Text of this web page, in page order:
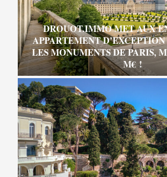
DROUOT.IMMO MET AUX
APPARTEMENT
LES MONUMENTS DE PARIS,
M€ !